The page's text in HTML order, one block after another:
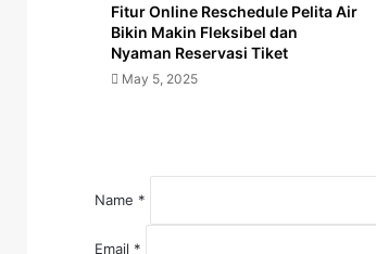
Bali
Fitur Online Reschedule Pelita Air
Bikin Makin Fleksibel dan
Nyaman Reservasi Tiket
May 5, 2025
Name *
Email *